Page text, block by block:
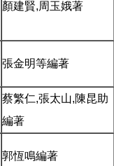
顏建賢,周玉娥著
張金明等編著
蔡繁仁,張太山,陳昆助
編著
郭恆鳴編著